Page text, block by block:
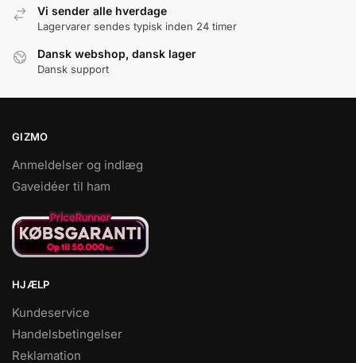
Vi sender alle hverdage
Lagervarer sendes typisk inden 24 timer
Dansk webshop, dansk lager
Dansk support
GIZMO
Anmeldelser og indlæg
Gaveidéer til ham
HJÆLP
Kundeservice
Handelsbetingelser
Reklamation